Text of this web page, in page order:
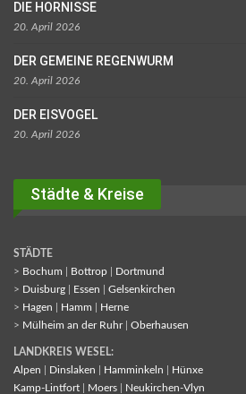
DIE HORNISSE
20. April 2026
DER GEMEINE REGENWURM
20. April 2026
DER EISVOGEL
20. April 2026
Städte & Kreise
STÄDTE
> Bochum Bottrop
Dortmund
> Duisburg Essen
Gelsenkirchen
> Hagen Hamm
Herne
> Mülheim an der Ruhr| Oberhausen
LANDKREIS WESEL:
Alpen
Dinslaken Hamminkeln
Hünxe
Kamp-Lintfort
Moers
Neukirchen-Vlyn